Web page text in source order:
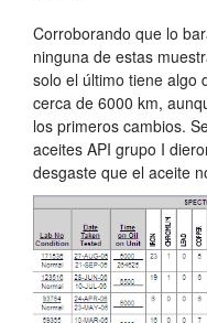
Corroborando que lo
ninguna de estas
solo el último tiene algo
cerca de 6000 km,
los primeros cambios.
aceites API grupo I
desgaste que el aceite